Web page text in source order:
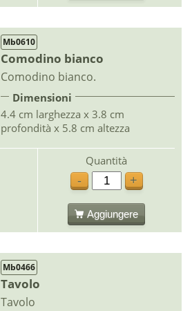
Mb0610
Comodino bianco
Comodino bianco.
Dimensioni
4.4 cm larghezza x 3.8 cm
profondità x 5.8 cm altezza
Quantità
-
+
Aggiungere
Mb0466
Tavolo
Tavolo